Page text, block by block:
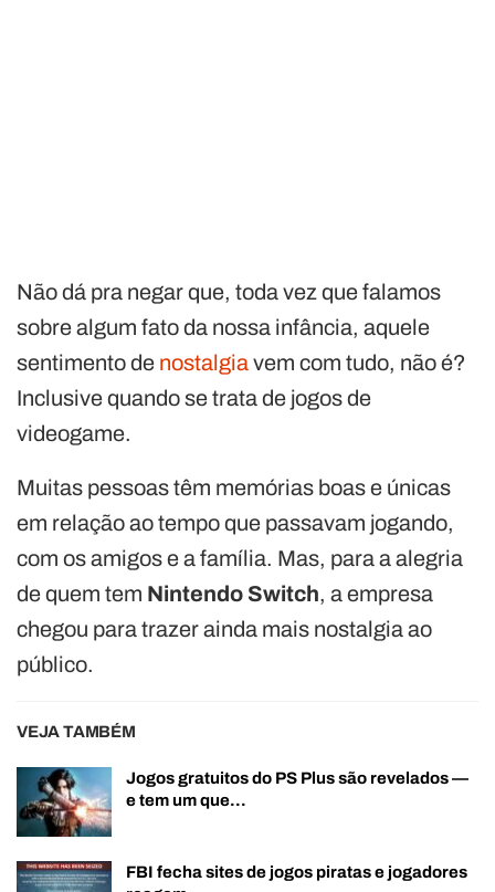
Não dá pra negar que, toda vez que falamos
sobre algum fato da nossa infância, aquele
sentimento de nostalgiavem com tudo, não é?
Inclusive quando se trata de jogos de
videogame.
Muitas pessoas têm memórias boas e únicas
em relação ao tempo que passavam jogando,
com os amigos e a família. Mas, para a alegria
de quem tem Nintendo Switch, a empresa
chegou para trazer ainda mais nostalgia ao
público.
VEJA TAMBÉM
Jogos gratuitos do PS Plus são revelados —
e tem um que…
FBI fecha sites de jogos piratas e jogadores